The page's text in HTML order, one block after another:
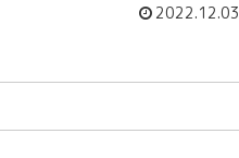
2022.12.03